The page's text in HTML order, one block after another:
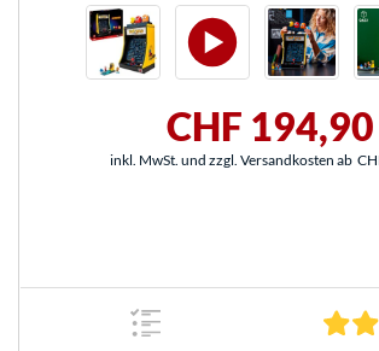
CHF 194,90
inkl. MwSt. und zzgl. Versandkosten ab